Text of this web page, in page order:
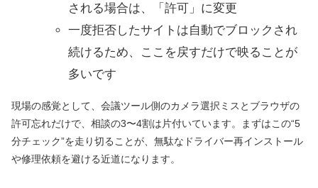
される場合は、「許可」に変更
一度拒否したサイトは自動でブロックされ
続けるため、ここを戻すだけで映ることが
多いです
現場の感覚として、会議ツール側のカメラ選択ミスとブラウザの
許可忘れだけで、相談の3〜4割は片付いています。まずはこの“5
分チェック”を走り切ることが、無駄なドライバー再インストール
や修理依頼を避ける近道になります。